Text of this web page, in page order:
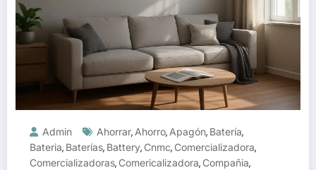
Admin Ahorrar, Ahorro, Apagón, Batería,
Bateria, Baterías, Battery, Cnmc, Comercializadora,
Comercializadoras, Comericalizadora, Compañia,